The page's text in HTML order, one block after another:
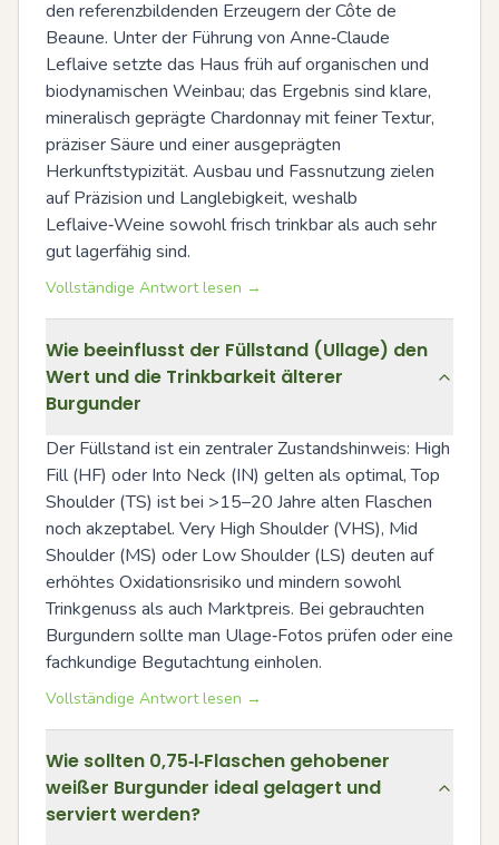
den referenzbildenden Erzeugern der Côte de
Beaune. Unter der Führung von Anne‑Claude
Leflaive setzte das Haus früh auf organischen und
biodynamischen Weinbau; das Ergebnis sind klare,
mineralisch geprägte Chardonnay mit feiner Textur,
präziser Säure und einer ausgeprägten
Herkunftstypizität. Ausbau und Fassnutzung zielen
auf Präzision und Langlebigkeit, weshalb
Leflaive‑Weine sowohl frisch trinkbar als auch sehr
gut lagerfähig sind.
Vollständige Antwort lesen →
Wie beeinflusst der Füllstand (Ullage) den
Wert und die Trinkbarkeit älterer
Burgunder
Der Füllstand ist ein zentraler Zustandshinweis: High
Fill (HF) oder Into Neck (IN) gelten als optimal, Top
Shoulder (TS) ist bei >15–20 Jahre alten Flaschen
noch akzeptabel. Very High Shoulder (VHS), Mid
Shoulder (MS) oder Low Shoulder (LS) deuten auf
erhöhtes Oxidationsrisiko und mindern sowohl
Trinkgenuss als auch Marktpreis. Bei gebrauchten
Burgundern sollte man Ulage‑Fotos prüfen oder eine
fachkundige Begutachtung einholen.
Vollständige Antwort lesen →
Wie sollten 0,75‑l‑Flaschen gehobener
weißer Burgunder ideal gelagert und
serviert werden?